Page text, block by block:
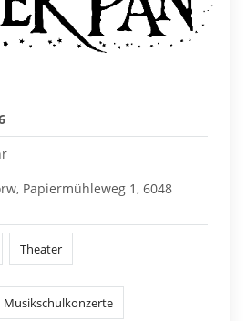
Papiermühleweg 1, 6048
Theater
Musikschulkonzerte